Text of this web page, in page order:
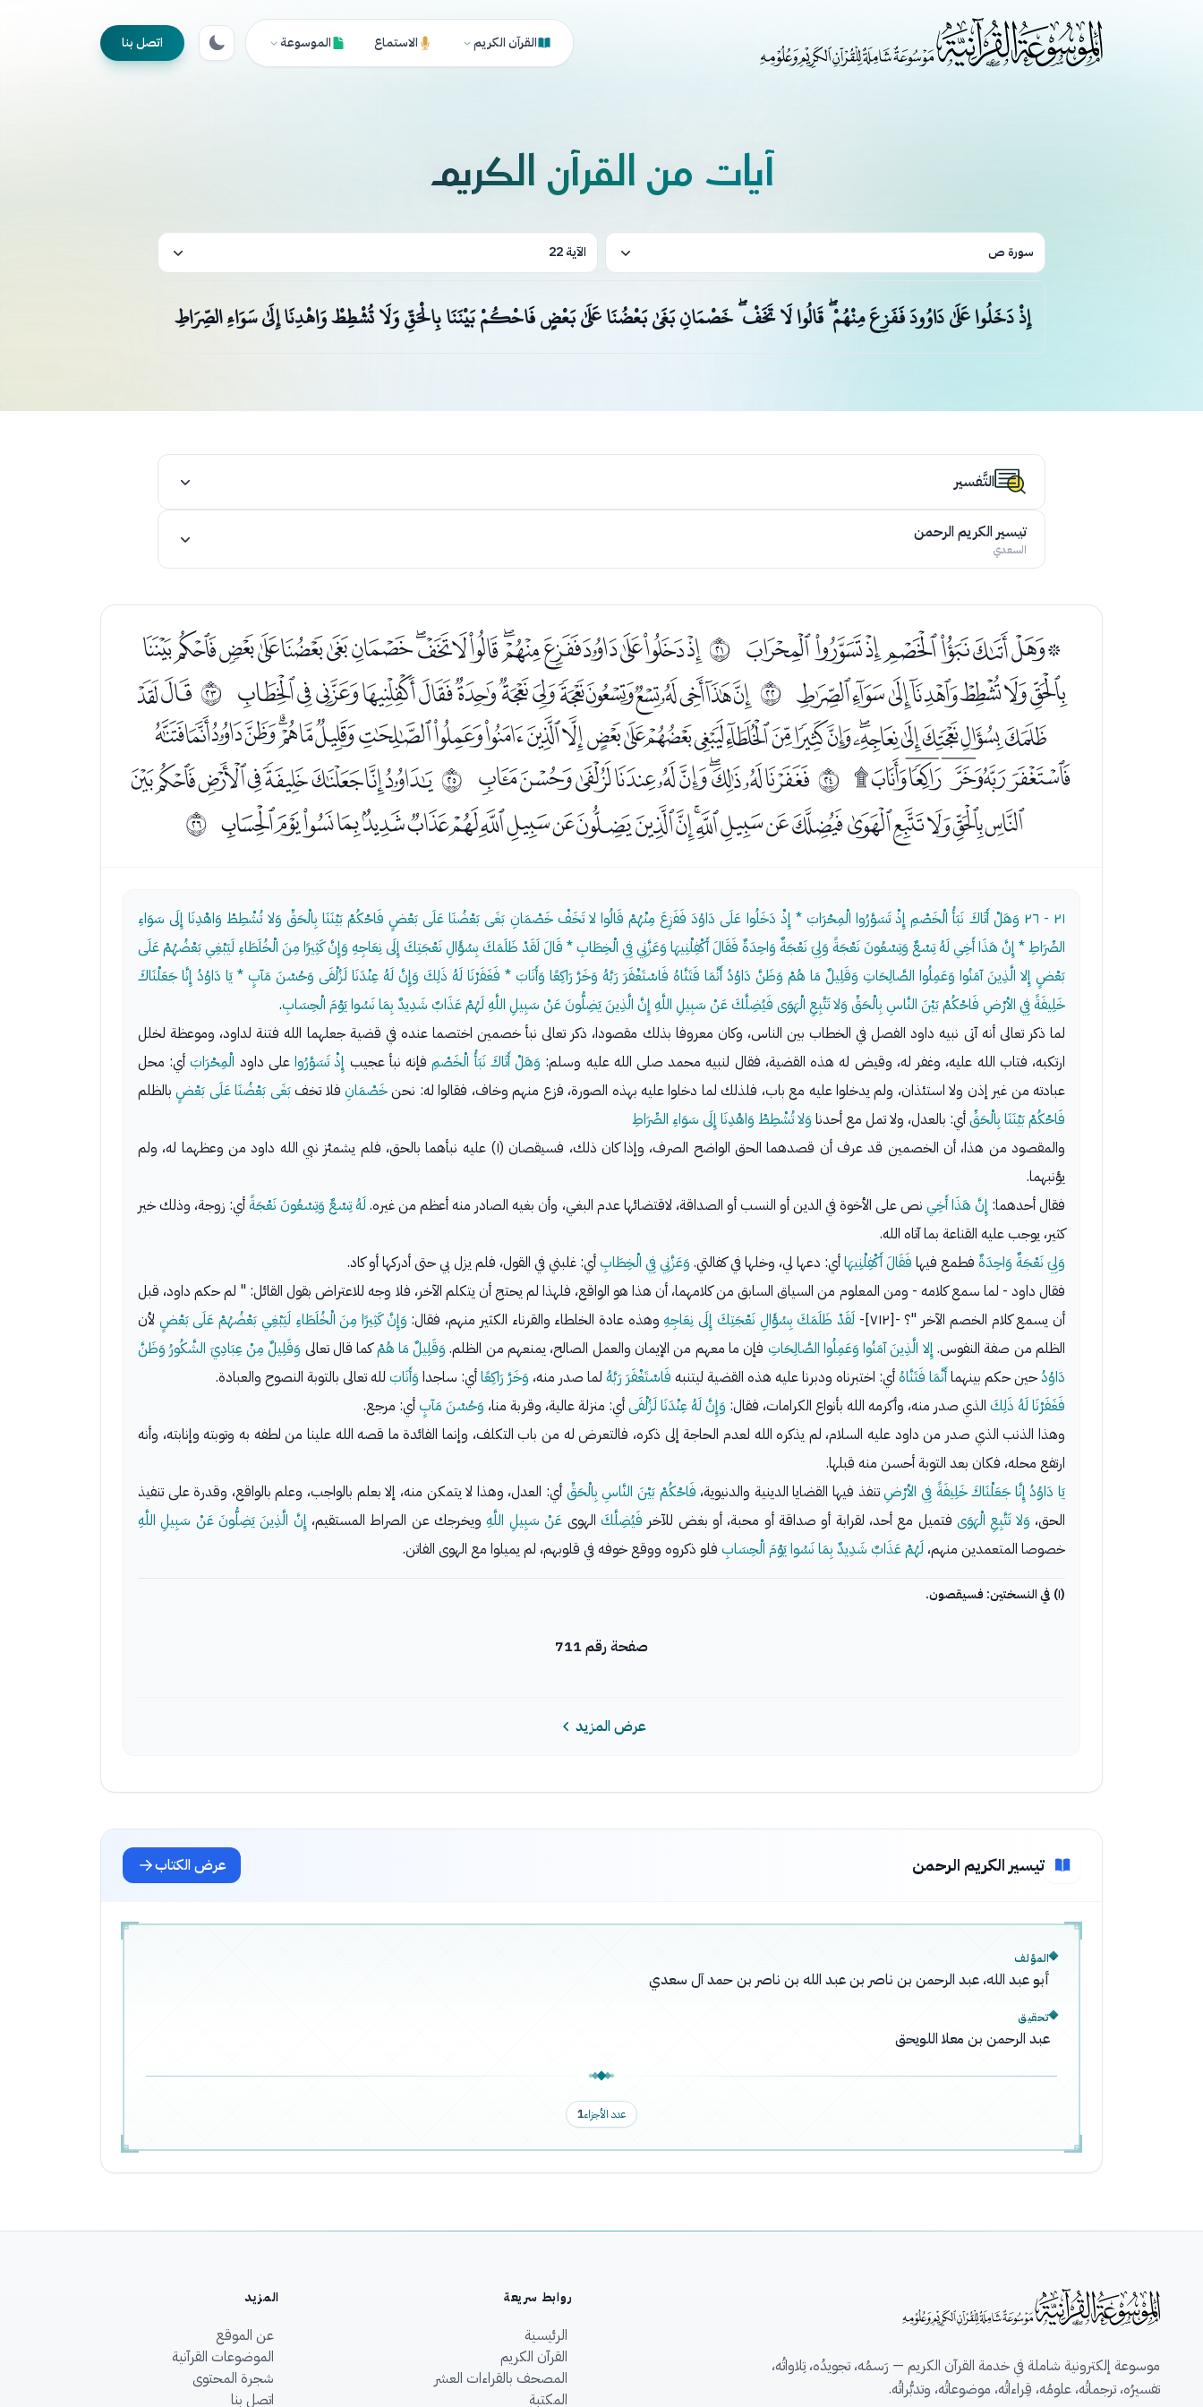
القرآن الكريم الاستماع الموسوعة اتصل بنا
آيات من القرآن الكريم
سورة ص الآية 22
إِذْ دَخَلُوا عَلَىٰ دَاوُودَ فَفَزِعَ مِنْهُمْ ۖ قَالُوا لَا تَخَفْ ۖ خَصْمَانِ بَغَىٰ بَعْضُنَا عَلَىٰ بَعْضٍ فَاحْكُمْ بَيْنَنَا بِالْحَقِّ وَلَا تُشْطِطْ وَاهْدِنَا إِلَىٰ سَوَاءِ الصِّرَاطِ
التَّفسير
تيسير الكريم الرحمن
السعدي
ﭴﭵﭶﭷﭸﭹﭺﭻ ﰔﭽﭾﭿﮀﮁﮂﮃﮄﮅﮆﮇﮈﮉﮊﮋﮌﮍﮎ
ﮏﮐﮑﮒﮓﮔﮕ ﰕﮗﮘﮙﮚﮛﮜﮝﮞﮟﮠﮡﮢﮣﮤﮥ ﰖ ﮧﮨ
ﮩﮪﮫﮬﮭﮮﮯﮰﮱﯓﯔﯕﯖﯗﯘﯙﯚﯛﯜﯝﯞﯟﯠﯡﯢﯣﯤ
ﯥﯦﯧﯨﯩﯪ ﰗ ﯬﯭﯮﯯﯰﯱﯲﯳﯴﯵ ﰘﯷﯸﯹﯺﯻﯼﯽﯾ
ﯿﰀﰁﰂﰃﰄﰅﰆﰇﰈﰉﰊﰋﰌﰍﰎﰏﰐﰑﰒﰓﰔﰕ ﰙ
٢١ - ٢٦
وَهَلْ أَتَاكَ نَبَأُ الْخَصْمِ إِذْ تَسَوَّرُوا الْمِحْرَابَ * إِذْ دَخَلُوا عَلَى دَاوُدَ فَفَزِعَ مِنْهُمْ قَالُوا لا تَخَفْ خَصْمَانِ بَغَى بَعْضُنَا عَلَى بَعْضٍ فَاحْكُمْ بَيْنَنَا بِالْحَقِّ وَلا تُشْطِطْ وَاهْدِنَا إِلَى سَوَاءِ
الصِّرَاطِ * إِنَّ هَذَا أَخِي لَهُ تِسْعٌ وَتِسْعُونَ نَعْجَةً وَلِيَ نَعْجَةٌ وَاحِدَةٌ فَقَالَ أَكْفِلْنِيهَا وَعَزَّنِي فِي الْخِطَابِ * قَالَ لَقَدْ ظَلَمَكَ بِسُؤَالِ نَعْجَتِكَ إِلَى نِعَاجِهِ وَإِنَّ كَثِيرًا مِنَ الْخُلَطَاءِ لَيَبْغِي بَعْضُهُمْ عَلَى
بَعْضٍ إِلا الَّذِينَ آمَنُوا وَعَمِلُوا الصَّالِحَاتِ وَقَلِيلٌ مَا هُمْ وَظَنَّ دَاوُدُ أَنَّمَا فَتَنَّاهُ فَاسْتَغْفَرَ رَبَّهُ وَخَرَّ رَاكِعًا وَأَنَابَ * فَغَفَرْنَا لَهُ ذَلِكَ وَإِنَّ لَهُ عِنْدَنَا لَزُلْفَى وَحُسْنَ مَآبٍ * يَا دَاوُدُ إِنَّا جَعَلْنَاكَ
خَلِيفَةً فِي الأرْضِ فَاحْكُمْ بَيْنَ النَّاسِ بِالْحَقِّ وَلا تَتَّبِعِ الْهَوَى فَيُضِلَّكَ عَنْ سَبِيلِ اللَّهِ إِنَّ الَّذِينَ يَضِلُّونَ عَنْ سَبِيلِ اللَّهِ لَهُمْ عَذَابٌ شَدِيدٌ بِمَا نَسُوا يَوْمَ الْحِسَابِ.
لما ذكر تعالى أنه آتى نبيه داود الفصل في الخطاب بين الناس، وكان معروفا بذلك مقصودا، ذكر تعالى نبأ خصمين اختصما عنده في قضية جعلهما الله فتنة لداود، وموعظة لخلل
ارتكبه، فتاب الله عليه، وغفر له، وقيض له هذه القضية، فقال لنبيه محمد صلى الله عليه وسلم: وَهَلْ أَتَاكَ نَبَأُ الْخَصْمِفإنه نبأ عجيب إِذْ تَسَوَّرُواعلى داود الْمِحْرَابَأي: محل
عبادته من غير إذن ولا استئذان، ولم يدخلوا عليه مع باب، فلذلك لما دخلوا عليه بهذه الصورة، فزع منهم وخاف، فقالوا له: نحنخَصْمَانِفلا تخفبَغَى بَعْضُنَا عَلَى بَعْضٍبالظلم
فَاحْكُمْ بَيْنَنَا بِالْحَقِّأي: بالعدل، ولا تمل مع أحدنا وَلا تُشْطِطْ وَاهْدِنَا إِلَى سَوَاءِ الصِّرَاطِ
والمقصود من هذا، أن الخصمين قد عرف أن قصدهما الحق الواضح الصرف، وإذا كان ذلك، فسيقصان (١) عليه نبأهما بالحق، فلم يشمئز نبي الله داود من وعظهما له، ولم
يؤنبهما.
فقال أحدهما: إِنَّ هَذَا أَخِي نص على الأخوة في الدين أو النسب أو الصداقة، لاقتضائها عدم البغي، وأن بغيه الصادر منه أعظم من غيره. لَهُ تِسْعٌ وَتِسْعُونَ نَعْجَةً أي: زوجة، وذلك خير
كثير، يوجب عليه القناعة بما آتاه الله.
وَلِيَ نَعْجَةٌ وَاحِدَةٌ فطمع فيها فَقَالَ أَكْفِلْنِيهَاأي: دعها لي، وخلها في كفالتي. وَعَزَّنِي فِي الْخِطَابِأي: غلبني في القول، فلم يزل بي حتى أدركها أو كاد.
فقال داود - لما سمع كلامه - ومن المعلوم من السياق السابق من كلامهما، أن هذا هو الواقع، فلهذا لم يحتج أن يتكلم الآخر، فلا وجه للاعتراض بقول القائل: " لم حكم داود، قبل
أن يسمع كلام الخصم الآخر "؟ -[٧١٢]-
لَقَدْ ظَلَمَكَ بِسُؤَالِ نَعْجَتِكَ إِلَى نِعَاجِهِوهذه عادة الخلطاء والقرناء الكثير منهم، فقال: وَإِنَّ كَثِيرًا مِنَ الْخُلَطَاءِ لَيَبْغِي بَعْضُهُمْ عَلَى بَعْضٍ لأن
الظلم من صفة النفوس. إِلا الَّذِينَ آمَنُوا وَعَمِلُوا الصَّالِحَاتِ فإن ما معهم من الإيمان والعمل الصالح، يمنعهم من الظلم. وَقَلِيلٌ مَا هُمْكما قال تعالى وَقَلِيلٌ مِنْ عِبَادِيَ الشَّكُورُ وَظَنَّ
دَاوُدُحين حكم بينهماأَنَّمَا فَتَنَّاهُأي: اختبرناه ودبرنا عليه هذه القضية ليتنبه فَاسْتَغْفَرَ رَبَّهُ لما صدر منه، وَخَرَّ رَاكِعًاأي: ساجدا وَأَنَابَ لله تعالى بالتوبة النصوح والعبادة.
فَغَفَرْنَا لَهُ ذَلِكَ الذي صدر منه، وأكرمه الله بأنواع الكرامات، فقال: وَإِنَّ لَهُ عِنْدَنَا لَزُلْفَىأي: منزلة عالية، وقربة منا، وَحُسْنَ مَآبٍأي: مرجع.
وهذا الذنب الذي صدر من داود عليه السلام، لم يذكره الله لعدم الحاجة إلى ذكره، فالتعرض له من باب التكلف، وإنما الفائدة ما قصه الله علينا من لطفه به وتوبته وإنابته، وأنه
ارتفع محله، فكان بعد التوبة أحسن منه قبلها.
يَا دَاوُدُ إِنَّا جَعَلْنَاكَ خَلِيفَةً فِي الأرْضِتنفذ فيها القضايا الدينية والدنيوية، فَاحْكُمْ بَيْنَ النَّاسِ بِالْحَقِّ أي: العدل، وهذا لا يتمكن منه، إلا بعلم بالواجب، وعلم بالواقع، وقدرة على تنفيذ
الحق، وَلا تَتَّبِعِ الْهَوَىفتميل مع أحد، لقرابة أو صداقة أو محبة، أو بغض للآخر فَيُضِلَّكَ الهوى عَنْ سَبِيلِ اللَّهِويخرجك عن الصراط المستقيم، إِنَّ الَّذِينَ يَضِلُّونَ عَنْ سَبِيلِ اللَّهِ
خصوصا المتعمدين منهم، لَهُمْ عَذَابٌ شَدِيدٌ بِمَا نَسُوا يَوْمَ الْحِسَابِ فلو ذكروه ووقع خوفه في قلوبهم، لم يميلوا مع الهوى الفاتن.
(١) في النسختين: فسيقصون.
صفحة رقم 711
عرض المزيد
تيسير الكريم الرحمن عرض الكتاب
المؤلف
أبو عبد الله، عبد الرحمن بن ناصر بن عبد الله بن ناصر بن حمد آل سعدي
تحقيق
عبد الرحمن بن معلا اللويحق
عدد الأجزاء1
موسوعة إلكترونية شاملة في خدمة القرآن الكريم — رَسمُه، تجويدُه، تِلاواتُه،
تفسيرُه، ترجماتُه، علومُه، قِراءاتُه، موضوعاتُه، وتدبُّراتُه.
روابط سريعة
الرئيسية
القرآن الكريم
المصحف بالقراءات العشر
المكتبة
المزيد
عن الموقع
الموضوعات القرآنية
شجرة المحتوى
اتصل بنا